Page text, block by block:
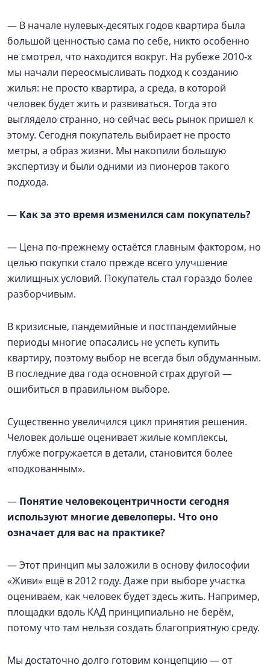
— В начале нулевых-десятых годов квартира была
большой ценностью сама по себе, никто особенно
не смотрел, что находится вокруг. На рубеже 2010-х
мы начали переосмысливать подход к созданию
жилья: не просто квартира, а среда, в которой
человек будет жить и развиваться. Тогда это
выглядело странно, но сейчас весь рынок пришел к
этому. Сегодня покупатель выбирает не просто
метры, а образ жизни. Мы накопили большую
экспертизу и были одними из пионеров такого
подхода.
— Как за это время изменился сам покупатель?
— Цена по-прежнему остаётся главным фактором, но
целью покупки стало прежде всего улучшение
жилищных условий. Покупатель стал гораздо более
разборчивым.
В кризисные, пандемийные и постпандемийные
периоды многие опасались не успеть купить
квартиру, поэтому выбор не всегда был обдуманным.
В последние два года основной страх другой —
ошибиться в правильном выборе.
Существенно увеличился цикл принятия решения.
Человек дольше оценивает жилые комплексы,
глубже погружается в детали, становится более
«подкованным».
— Понятие человекоцентричности сегодня
используют многие девелоперы. Что оно
означает для вас на практике?
— Этот принцип мы заложили в основу философии
«Живи» ещё в 2012 году. Даже при выборе участка
оцениваем, как человек будет здесь жить. Например,
площадки вдоль КАД принципиально не берём,
потому что там нельзя создать благоприятную среду.
Мы достаточно долго готовим концепцию — от